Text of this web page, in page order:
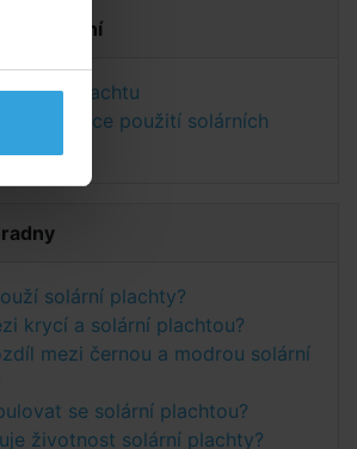
ke stažení
plachtu
specifikace použití solárních
solární plachty?
krycí a solární plachtou?
mezi černou a modrou solární
se solární plachtou?
životnost solární plachty?